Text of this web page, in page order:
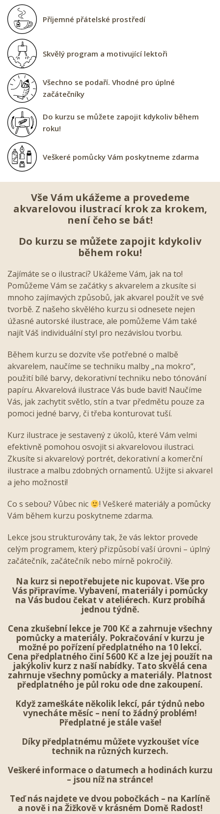
Příjemné přátelské prostředí
Skvělý program a motivující lektoři
Všechno se podaří. Vhodné pro úplné
začátečníky
Do kurzu se můžete zapojit kdykoliv během
roku!
Veškeré pomůcky Vám poskytneme zdarma
Vše Vám ukážeme a provedeme
akvarelovou ilustrací krok za krokem,
není čeho se bát!
Do kurzu se můžete zapojit kdykoliv
během roku!
Zajímáte se o ilustraci? Ukážeme Vám, jak na to!
Pomůžeme Vám se začátky s akvarelem a zkusíte si
mnoho zajímavých způsobů, jak akvarel použít ve své
tvorbě. Z našeho skvělého kurzu si odnesete nejen
úžasné autorské ilustrace, ale pomůžeme Vám také
najít Váš individuální styl pro nezávislou tvorbu.
Během kurzu se dozvíte vše potřebné o malbě
akvarelem, naučíme se techniku malby „na mokro“,
použití bílé barvy, dekorativní techniku nebo tónování
papíru. Akvarelová ilustrace Vás bude bavit! Naučíme
Vás, jak zachytit světlo, stín a tvar předmětu pouze za
pomoci jedné barvy, či třeba konturovat tuší.
Kurz ilustrace je sestavený z úkolů, které Vám velmi
efektivně pomohou osvojit si akvarelovou ilustraci.
Zkusíte si akvarelový portrét, dekorativní a komerční
ilustrace a malbu zdobných ornamentů. Užijte si akvarel
a jeho možnosti!
Co s sebou? Vůbec nic
! Veškeré materiály a pomůcky
Vám během kurzu poskytneme zdarma.
Lekce jsou strukturovány tak, že vás lektor provede
celým programem, který přizpůsobí vaší úrovni – úplný
začátečník, začátečník nebo mírně pokročilý.
Na kurz si nepotřebujete nic kupovat. Vše pro
Vás připravíme. Vybavení, materiály i pomůcky
na Vás budou čekat v ateliérech. Kurz probíhá
jednou týdně.
Cena zkušební lekce je 700 Kč a zahrnuje všechny
pomůcky a materiály. Pokračování v kurzu je
možné po pořízení předplatného na 10 lekcí.
Cena předplatného činí 5600 Kč a lze jej použít na
jakýkoliv kurz z naší nabídky. Tato skvělá cena
zahrnuje všechny pomůcky a materiály. Platnost
předplatného je půl roku ode dne zakoupení.
Když zameškáte několik lekcí, pár týdnů nebo
vynecháte měsíc – není to žádný problém!
Předplatné je stále vaše!
Díky předplatnému můžete vyzkoušet více
technik na různých kurzech.
Veškeré informace o datumech a hodinách kurzu
– jsou níž na stránce!
Teď nás najdete ve dvou pobočkách – na Karlíně
a nově i na Žižkově v krásném Domě Radost!